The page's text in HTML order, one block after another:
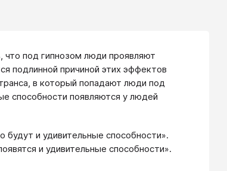
под гипнозом люди проявляют
подлинной причиной этих эффектов
в который попадают люди под
способности появляются у людей
и удивительные способности».
и удивительные способности».